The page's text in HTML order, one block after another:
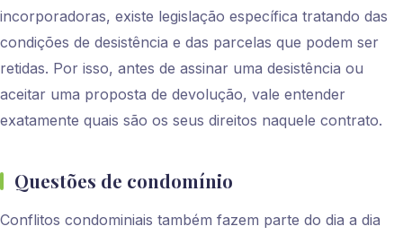
incorporadoras, existe legislação específica tratando das
condições de desistência e das parcelas que podem ser
retidas. Por isso, antes de assinar uma desistência ou
aceitar uma proposta de devolução, vale entender
exatamente quais são os seus direitos naquele contrato.
Questões de condomínio
Conflitos condominiais também fazem parte do dia a dia